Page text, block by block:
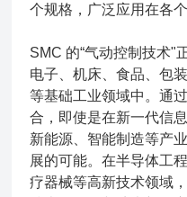
个规格，广泛应用在各
SMC 的“气动控制技术"
电子、机床、食品、包
等基础工业领域中。通
合，即使是在新一代信
新能源、智能制造等产
展的可能。在半导体工
疗器械等高新技术领域